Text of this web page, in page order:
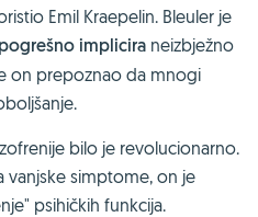
Emil Kraepelin. Bleuler je
pogrešno implicira neizbježno
on prepoznao da mnogi
bilo je revolucionarno.
vanjske simptome, on je
psihičkih funkcija.